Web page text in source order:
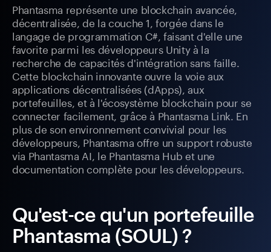
Phantasma représente une blockchain avancée,
décentralisée, de la couche 1, forgée dans le
langage de programmation C#, faisant d'elle une
favorite parmi les développeurs Unity à la
recherche de capacités d'intégration sans faille.
Cette blockchain innovante ouvre la voie aux
applications décentralisées (dApps), aux
portefeuilles, et à l'écosystème blockchain pour se
connecter facilement, grâce à Phantasma Link. En
plus de son environnement convivial pour les
développeurs, Phantasma offre un support robuste
via Phantasma AI, le Phantasma Hub et une
documentation complète pour les développeurs.
Qu'est-ce qu'un portefeuille
Phantasma (SOUL) ?